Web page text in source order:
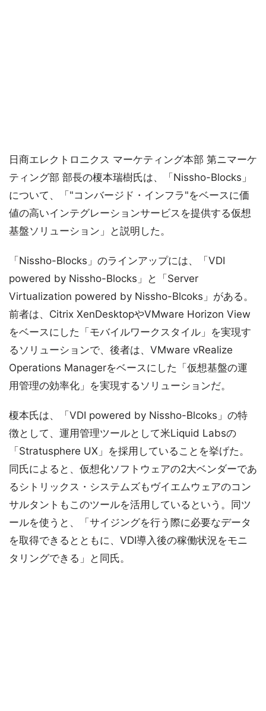
日商エレクトロニクス マーケティング本部 第ニマーケ
ティング部 部長の榎本瑞樹氏は、「Nissho-Blocks」
について、「"コンバージド・インフラ"をベースに価
値の高いインテグレーションサービスを提供する仮想
基盤ソリューション」と説明した。
「Nissho-Blocks」のラインアップには、「VDI
powered by Nissho-Blocks」と「Server
Virtualization powered by Nissho-Blcoks」がある。
前者は、Citrix XenDesktopやVMware Horizon View
をベースにした「モバイルワークスタイル」を実現す
るソリューションで、後者は、VMware vRealize
Operations Managerをベースにした「仮想基盤の運
用管理の効率化」を実現するソリューションだ。
榎本氏は、「VDI powered by Nissho-Blcoks」の特
徴として、運用管理ツールとして米Liquid Labsの
「Stratusphere UX」を採用していることを挙げた。
同氏によると、仮想化ソフトウェアの2大ベンダーであ
るシトリックス・システムズもヴイエムウェアのコン
サルタントもこのツールを活用しているという。同ツ
ールを使うと、「サイジングを行う際に必要なデータ
を取得できるとともに、VDI導入後の稼働状況をモニ
タリングできる」と同氏。